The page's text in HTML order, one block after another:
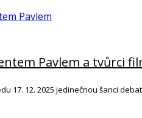
Pavlem a tvůrci
17. 12. 2025 jedinečnou šanci